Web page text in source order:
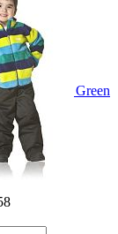
Duro Green